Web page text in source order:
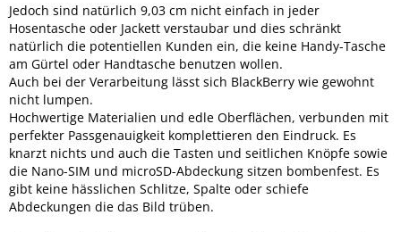
Jedoch sind natürlich 9,03 cm nicht einfach in jeder
Hosentasche oder Jackett verstaubar und dies schränkt
natürlich die potentiellen Kunden ein, die keine Handy-Tasche
am Gürtel oder Handtasche benutzen wollen.
Auch bei der Verarbeitung lässt sich BlackBerry wie gewohnt
nicht lumpen.
Hochwertige Materialien und edle Oberflächen, verbunden mit
perfekter Passgenauigkeit komplettieren den Eindruck. Es
knarzt nichts und auch die Tasten und seitlichen Knöpfe sowie
die Nano-SIM und microSD-Abdeckung sitzen bombenfest. Es
gibt keine hässlichen Schlitze, Spalte oder schiefe
Abdeckungen die das Bild trüben.